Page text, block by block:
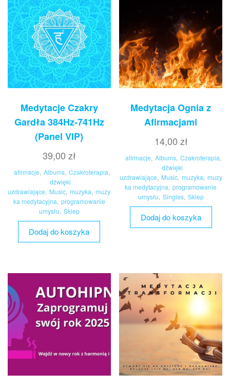
Medytacje Czakry
Gardła 384Hz-741Hz
(Panel VIP)
39,00zł
afirmacje, Albums, Czakroterapia,
dźwięki
uzdrawiające, Music, muzyka, muzy
ka medytacyjna, programowanie
umysłu, Sklep
Dodaj do koszyka
Medytacja Ognia z
Afirmacjami
14,00 zł
afirmacje, Albums, Czakroterapia,
dźwięki
uzdrawiające, Music, muzyka, muzy
ka medytacyjna, programowanie
umysłu, Singles, Sklep
Dodaj do koszyka